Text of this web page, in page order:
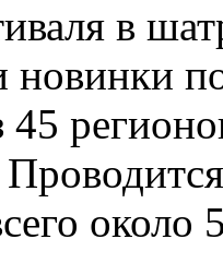
в
45
около